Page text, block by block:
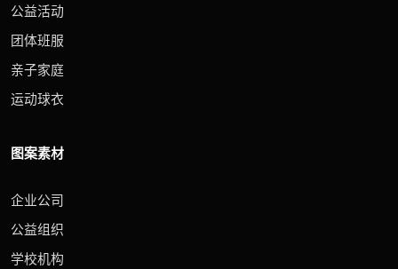
公益活动
团体班服
亲子家庭
运动球衣
图案素材
企业公司
公益组织
学校机构